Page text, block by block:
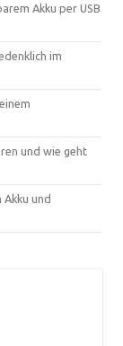
Akku per USB
im
und wie geht
und